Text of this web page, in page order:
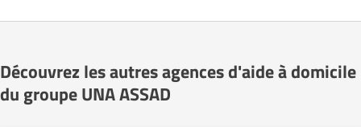
Découvrez les autres agences d'aide à domicile
du groupe UNA ASSAD